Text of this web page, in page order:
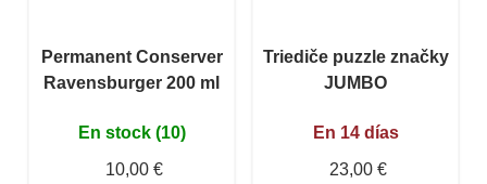
Permanent Conserver
Ravensburger 200 ml
En stock (10)
10,00 €
Triediče puzzle značky
JUMBO
En 14 días
23,00 €